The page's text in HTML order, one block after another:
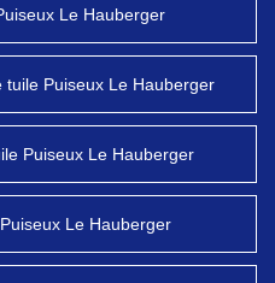
Le Hauberger
Puiseux Le Hauberger
Puiseux Le Hauberger
Le Hauberger